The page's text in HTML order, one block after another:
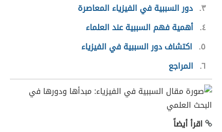
٣ دور السببية في الفيزياء المعاصرة
٤ أهمية فهم السببية عند العلماء
٥
اكتشاف دور السببية في الفيزياء
٦ المراجع
اقرأ أيضاً